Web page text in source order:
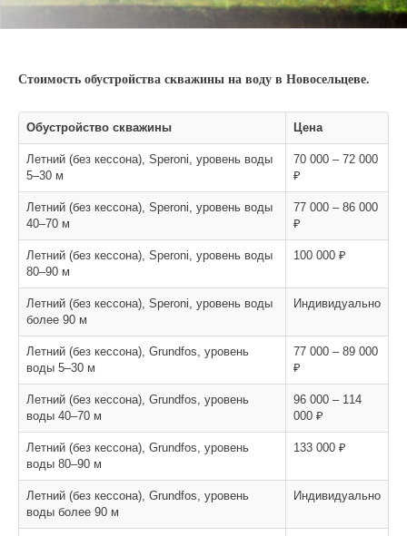
Стоимость обустройства скважины на воду в Новосельцеве.
Обустройство скважины Цена
Летний (без кессона), Speroni, уровень воды
5–30 м
70 000 – 72 000
₽
Летний (без кессона), Speroni, уровень воды
40–70 м
77 000 – 86 000
₽
Летний (без кессона), Speroni, уровень воды
80–90 м
100 000 ₽
Летний (без кессона), Speroni, уровень воды
более 90 м
Индивидуально
Летний (без кессона), Grundfos, уровень
воды 5–30 м
77 000 – 89 000
₽
Летний (без кессона), Grundfos, уровень
воды 40–70 м
96 000 – 114
000 ₽
Летний (без кессона), Grundfos, уровень
воды 80–90 м
133 000 ₽
Летний (без кессона), Grundfos, уровень
воды более 90 м
Индивидуально